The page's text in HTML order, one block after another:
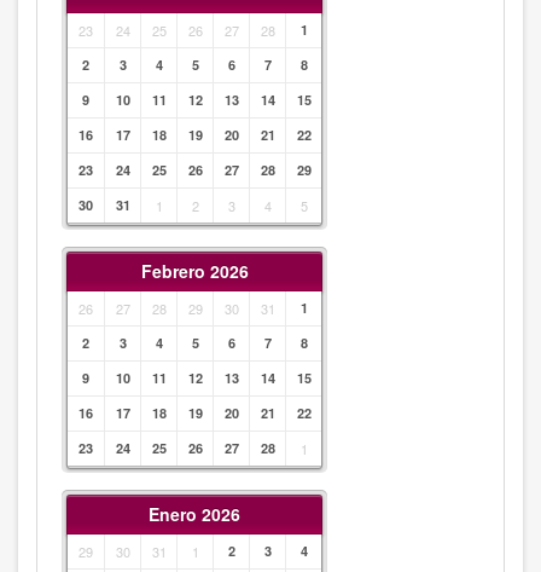
23 24 25 26 27 28
1
2
3 4 5 6 7
8
9
10 11 12 13 14
15
16
17 18 19 20 21
22
23
24 25 26 27 28
29
30
31 1 2 3 4 5
Febrero 2026
26 27 28 29 30 31
1
2
3 4 5 6 7
8
9
10 11 12 13 14
15
16
17 18 19 20 21
22
23
24 25 26 27 28 1
Enero 2026
29 30 31 1 2 3
4